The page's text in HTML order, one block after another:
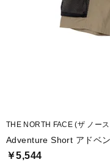
■メーカー型番：NBB42530
THE NORTH FACE (ザ ノー
Adventure Short アドベ
￥5,544